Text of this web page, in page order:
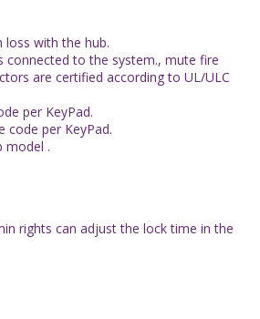
with the hub.
connected to the system., mute fire
are certified according to UL/ULC
per KeyPad.
code per KeyPad.
model .
rights can adjust the lock time in the